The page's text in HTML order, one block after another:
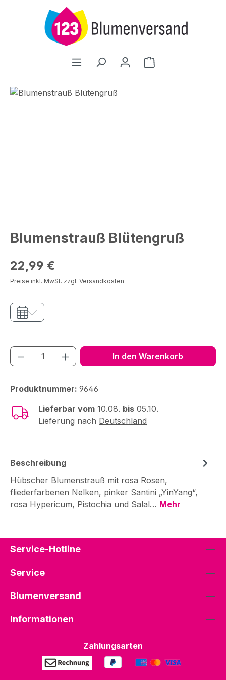
Zum Hauptinhalt springen
Warenkorb
Bildergalerie überspringen
Blumenstrauß Blütengruß
Regulärer Preis:
22,99 €
Preise inkl. MwSt. zzgl. Versandkosten
Produkt Anzahl: Gib den gewünschten
In den Warenkorb
Produktnummer: 9646
Lieferbar vom 10.08. bis 05.10.
Lieferung nach Deutschland
Beschreibung
Hübscher Blumenstrauß mit rosa Rosen,
fliederfarbenen Nelken, pinker Santini „YinYang“,
rosa Hypericum, Pistochia und Salal… Mehr
Service-Hotline
Service
Blumenversand
Informationen
Zahlungsarten